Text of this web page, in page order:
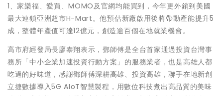
1、家樂福、愛買、MOMO及官網均能買到，今年更外銷到美國
最大連鎖亞洲超市H-Mart。他預估新廠啟用後將帶動產能提升5
成，整體年產值可達12億元，創造逾百個在地就業機會。
高市府經發局長廖泰翔表示，鄧師傅是全台首家通過投資台灣事
務所「中小企業加速投資行動方案」的服務業者，也是高雄人都
吃過的好味道，感謝鄧師傅深耕高雄、投資高雄，聯手在地新創
立捷數據導入5G AIoT智慧製程，用數位科技煮出高品質的美味